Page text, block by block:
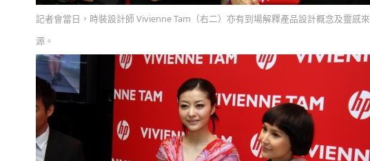
記者會當日，時裝設計師 Vivienne Tam（右二）亦有到場解釋產品設計概念及靈感來
源。